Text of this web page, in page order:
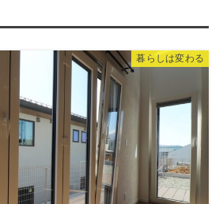
暮らしは変わる